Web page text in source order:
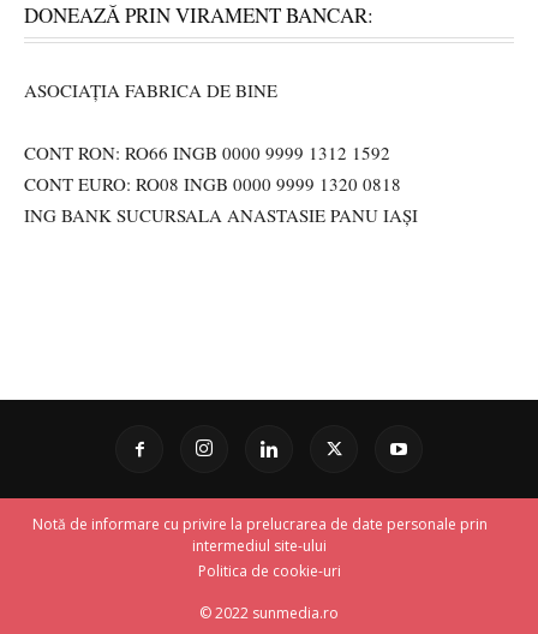
DONEAZĂ PRIN VIRAMENT BANCAR:
ASOCIAȚIA FABRICA DE BINE
CONT RON: RO66 INGB 0000 9999 1312 1592
CONT EURO: RO08 INGB 0000 9999 1320 0818
ING BANK SUCURSALA ANASTASIE PANU IAȘI
Notă de informare cu privire la prelucrarea de date personale prin
intermediul site-ului
Politica de cookie-uri
© 2022 sunmedia.ro